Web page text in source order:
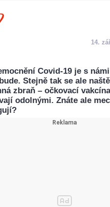
14.
Covid-19 je s
Stejně tak se ale
zbraň – očkovací
odolnými. Znáte ale